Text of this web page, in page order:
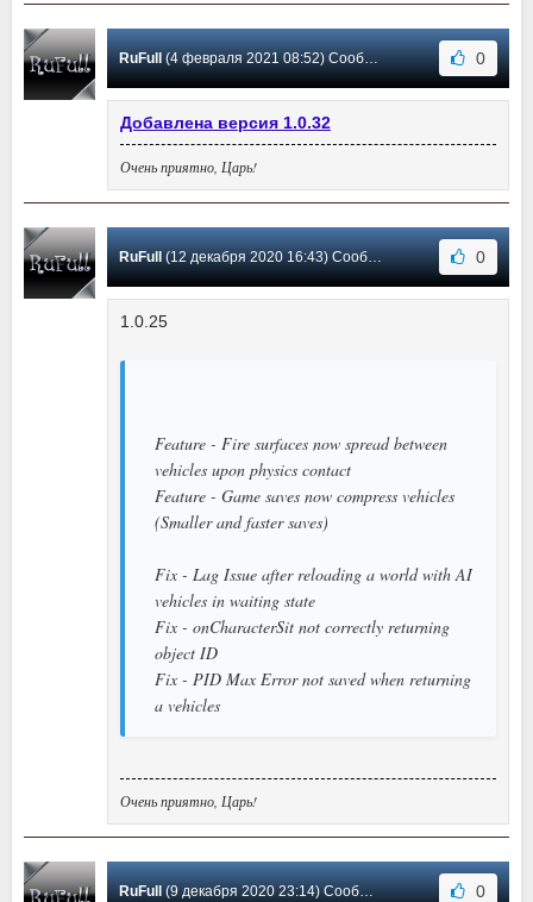
RuFull (4 февраля 2021 08:52) Сообщение #30 0
Добавлена версия 1.0.32
Очень приятно, Царь!
RuFull (12 декабря 2020 16:43) Сообщение #29 0
1.0.25
Feature - Fire surfaces now spread between
vehicles upon physics contact
Feature - Game saves now compress vehicles
(Smaller and faster saves)
Fix - Lag Issue after reloading a world with AI
vehicles in waiting state
Fix - onCharacterSit not correctly returning
object ID
Fix - PID Max Error not saved when returning
a vehicles
Очень приятно, Царь!
RuFull (9 декабря 2020 23:14) Сообщение #28 0